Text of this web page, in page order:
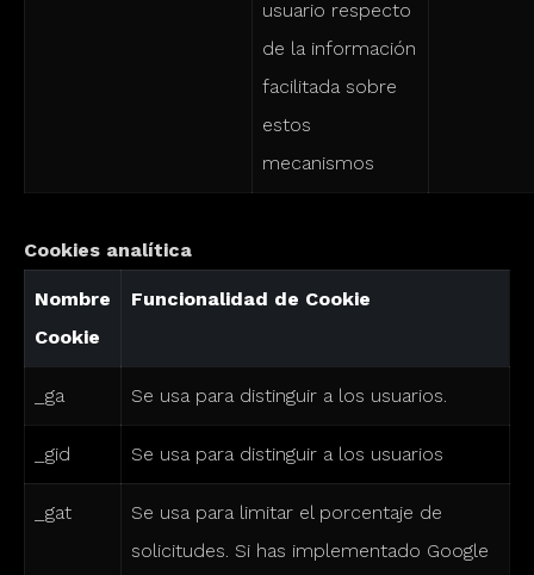
usuario respecto
de la información
facilitada sobre
estos
mecanismos
Cookies analítica
Nombre
Cookie
Funcionalidad de Cookie
_ga Se usa para distinguir a los usuarios.
_gid Se usa para distinguir a los usuarios
_gat
Se usa para limitar el porcentaje de
solicitudes. Si has implementado Google